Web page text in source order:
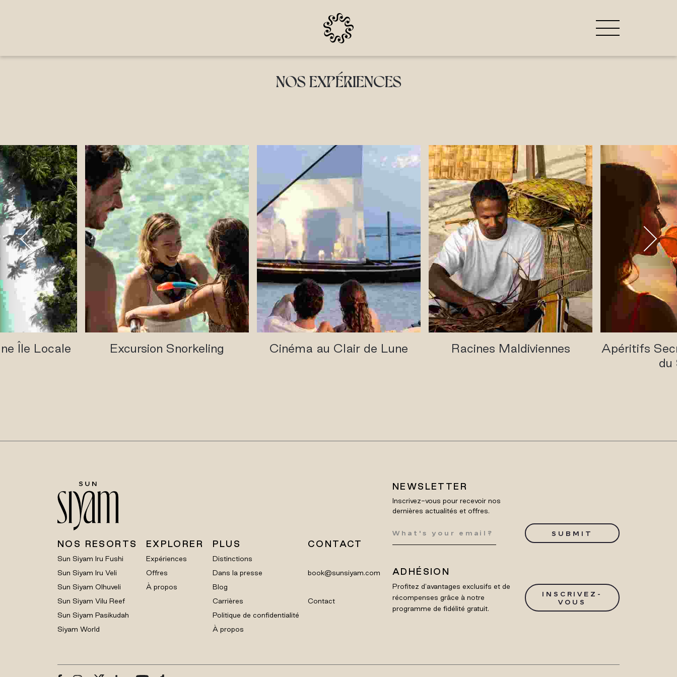
NOS EXPÉRIENCES
Île Locale Excursion Snorkeling Cinéma au Clair de Lune Racines Maldiviennes
Apéritifs
du
NOS RESORTS
Sun Siyam Iru Fushi
Sun Siyam Iru Veli
Sun Siyam Olhuveli
Sun Siyam Vilu Reef
Sun Siyam Pasikudah
Siyam World
EXPLORER
Expériences
Offres
À propos
PLUS
Distinctions
Dans la presse
Blog
Carrières
Politique de confidentialité
À propos
CONTACT
book@sunsiyam.com
Contact
NEWSLETTER
Inscrivez-vous pour recevoir nos
dernières actualités et offres.
SUBMIT
ADHÉSION
Profitez d'avantages exclusifs et de
récompenses grâce à notre
programme de fidélité gratuit.
INSCRIVEZ-
VOUS